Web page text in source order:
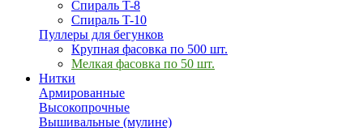
Спираль T-8
Спираль T-10
Пуллеры для бегунков
Крупная фасовка по 500 шт.
Мелкая фасовка по 50 шт.
Нитки
Армированные
Высокопрочные
Вышивальные (мулине)